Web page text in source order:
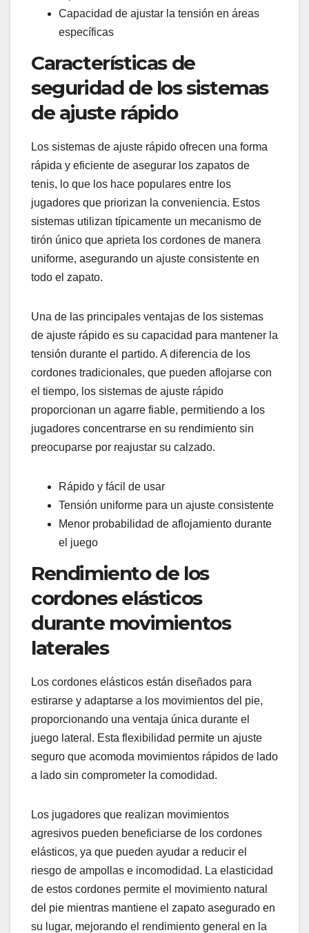
Capacidad de ajustar la tensión en áreas
específicas
Características de
seguridad de los sistemas
de ajuste rápido
Los sistemas de ajuste rápido ofrecen una forma
rápida y eficiente de asegurar los zapatos de
tenis, lo que los hace populares entre los
jugadores que priorizan la conveniencia. Estos
sistemas utilizan típicamente un mecanismo de
tirón único que aprieta los cordones de manera
uniforme, asegurando un ajuste consistente en
todo el zapato.
Una de las principales ventajas de los sistemas
de ajuste rápido es su capacidad para mantener la
tensión durante el partido. A diferencia de los
cordones tradicionales, que pueden aflojarse con
el tiempo, los sistemas de ajuste rápido
proporcionan un agarre fiable, permitiendo a los
jugadores concentrarse en su rendimiento sin
preocuparse por reajustar su calzado.
Rápido y fácil de usar
Tensión uniforme para un ajuste consistente
Menor probabilidad de aflojamiento durante
el juego
Rendimiento de los
cordones elásticos
durante movimientos
laterales
Los cordones elásticos están diseñados para
estirarse y adaptarse a los movimientos del pie,
proporcionando una ventaja única durante el
juego lateral. Esta flexibilidad permite un ajuste
seguro que acomoda movimientos rápidos de lado
a lado sin comprometer la comodidad.
Los jugadores que realizan movimientos
agresivos pueden beneficiarse de los cordones
elásticos, ya que pueden ayudar a reducir el
riesgo de ampollas e incomodidad. La elasticidad
de estos cordones permite el movimiento natural
del pie mientras mantiene el zapato asegurado en
su lugar, mejorando el rendimiento general en la